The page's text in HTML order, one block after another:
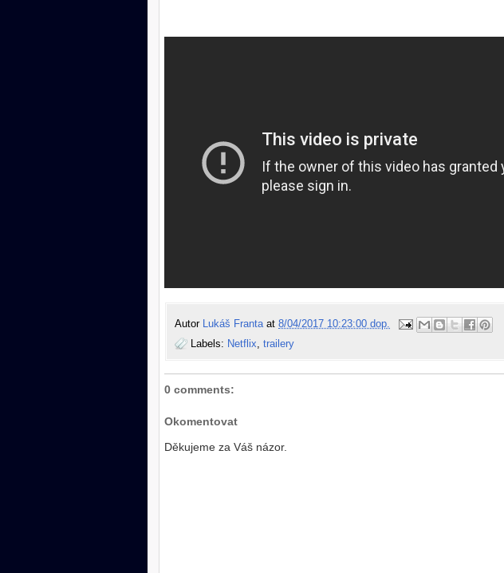
Autor Lukáš Franta at 8/04/2017 10:23:00 dop.
Labels: Netflix, trailery
0 comments:
Okomentovat
Děkujeme za Váš názor.